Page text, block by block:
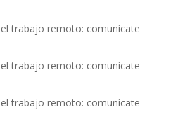
trabajo remoto: comunícate
trabajo remoto: comunícate
trabajo remoto: comunícate